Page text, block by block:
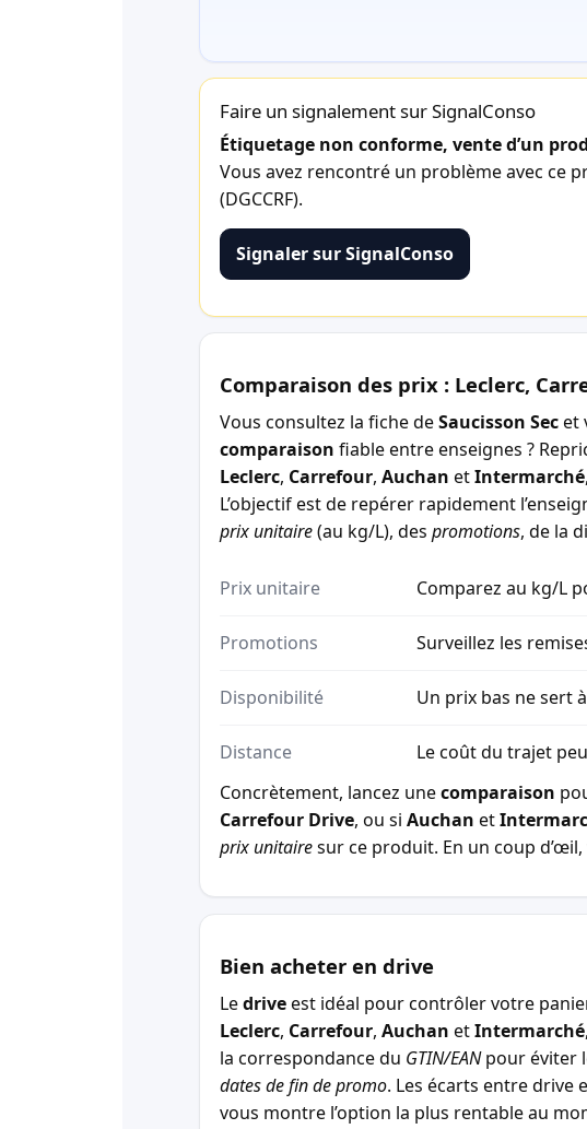
Faire un signalement sur SignalConso
Étiquetage non conforme, vente d’un
Vous avez rencontré un problème avec ce
(DGCCRF).
Signaler sur SignalConso
Comparaison des prix : Leclerc,
Vous consultez la fiche deSaucisson Secet
comparaison fiable entre enseignes ?
Leclerc, Carrefour, Auchan etIntermarché
L’objectif est de repérer rapidement
prix unitaire(au kg/L), des promotions, de la
Prix unitaire Comparez au kg/L
Promotions Surveillez les
Disponibilité Un prix bas ne sert
Distance
Le coût du trajet
Concrètement, lancez unecomparaison
Carrefour Drive, ou si Auchan et
prix unitairesur ce produit. En un coup
Bien acheter en drive
Ledriveest idéal pour contrôler votre
Leclerc, Carrefour, Auchan etIntermarché
la correspondance du GTIN/EANpour éviter
dates de fin de promo. Les écarts entre drive
vous montre l’option la plus rentable au